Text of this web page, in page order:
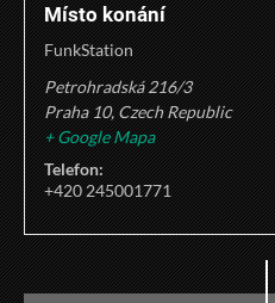
Místo konání
FunkStation
Petrohradská 216/3
Praha 10,Czech Republic
+ Google Mapa
Telefon:
+420 245001771